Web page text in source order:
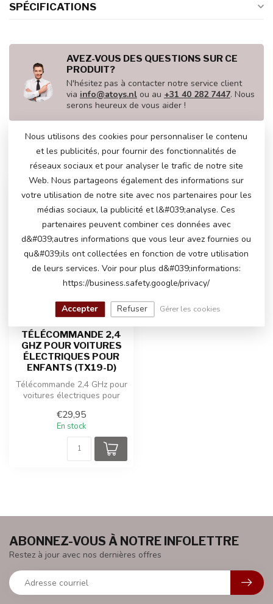
SPÉCIFICATIONS
AVEZ-VOUS DES QUESTIONS SUR CE
PRODUIT?
N'hésitez pas à contacter notre service client
via info@atoys.nl ou au +31 40 282 7447. Nous
serons heureux de vous aider !
VU(S) RÉCEMMENT
TÉLÉCOMMANDE 2,4
GHZ POUR VOITURES
ÉLECTRIQUES POUR
ENFANTS (TX19-D)
Télécommande 2,4 GHz pour
voitures électriques pour
€29,95
En stock
ABONNEZ-VOUS À NOTRE INFOLETTRE
Restez à jour avec nos dernières offres
Nous utilisons des cookies pour personnaliser le contenu
et les publicités, pour fournir des fonctionnalités de
réseaux sociaux et pour analyser le trafic de notre site
Web. Nous partageons également des informations sur
votre utilisation de notre site avec nos partenaires pour les
médias sociaux, la publicité et l&#039;analyse. Ces
partenaires peuvent combiner ces données avec
d&#039;autres informations que vous leur avez fournies ou
qu&#039;ils ont collectées en fonction de votre utilisation
de leurs services. Voir pour plus d&#039;informations:
https://business.safety.google/privacy/
Accepter Refuser Gérer les cookies